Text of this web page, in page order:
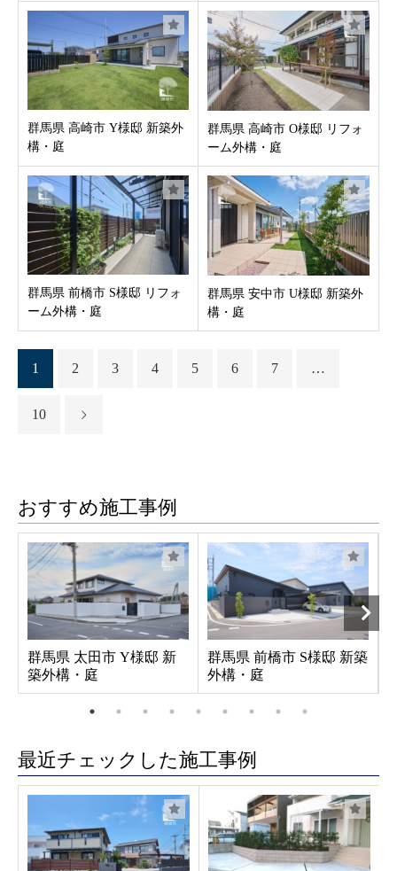
群馬県 高崎市 Y様邸 新築外
構・庭
群馬県 高崎市 O様邸 リフォ
ーム外構・庭
群馬県 前橋市 S様邸 リフォ
ーム外構・庭
群馬県 安中市 U様邸 新築外
構・庭
1 2 3 4 5 6 7 …
10
おすすめ施工事例
群馬県 太田市 Y様邸 新
築外構・庭
群馬県 前橋市 S様邸 新築
外構・庭
最近チェックした施工事例